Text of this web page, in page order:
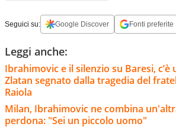
Seguici su: Google Discover Fonti preferite
Leggi anche:
Ibrahimovic e il silenzio su Baresi,
Zlatan segnato dalla tragedia del
Raiola
Milan, Ibrahimovic ne combina
perdona: "Sei un piccolo uomo"